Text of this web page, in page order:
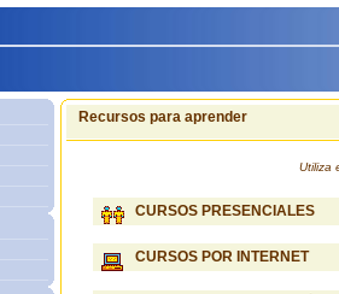
Recursos para aprender
Utiliza
CURSOS PRESENCIALES
CURSOS POR INTERNET